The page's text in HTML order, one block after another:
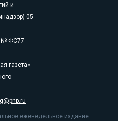
и
05
№ ФС77-
газета»
еженедельное издание